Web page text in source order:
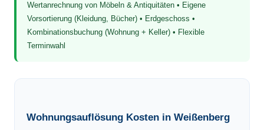
Wertanrechnung von Möbeln & Antiquitäten • Eigene
Vorsortierung (Kleidung, Bücher) • Erdgeschoss •
Kombinationsbuchung (Wohnung + Keller) • Flexible
Terminwahl
Wohnungsauflösung Kosten in Weißenberg